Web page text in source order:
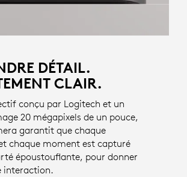
DÉTAIL.
CLAIR.
conçu par Logitech et un
20 mégapixels de un pouce,
garantit que chaque
chaque moment est capturé
époustouflante, pour donner
interaction.